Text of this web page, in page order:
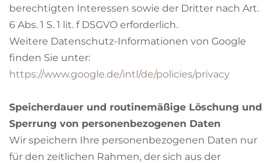
berechtigten Interessen sowie der Dritter nach Art.
6 Abs. 1 S. 1 lit. f DSGVO erforderlich.
Weitere Datenschutz-Informationen von Google
finden Sie unter:
https://www.google.de/intl/de/policies/privacy
Speicherdauer und routinemäßige Löschung und
Sperrung von personenbezogenen Daten
Wir speichern Ihre personenbezogenen Daten nur
für den zeitlichen Rahmen, der sich aus der